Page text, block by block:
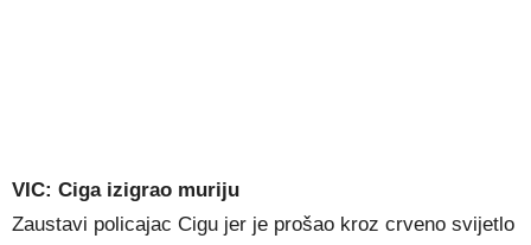
VIC: Ciga izigrao muriju
Zaustavi policajac Cigu jer je prošao kroz crveno svijetlo